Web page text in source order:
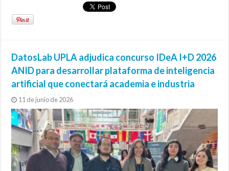
DatosLab UPLA adjudica concurso IDeA I+D 2026
ANID para desarrollar plataforma de inteligencia
artificial que conectará academia e industria
11 de junio de 2026